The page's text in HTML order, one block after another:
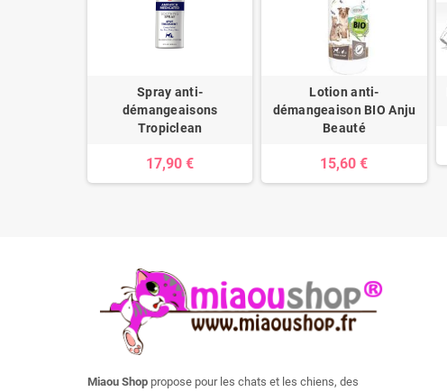
Spray anti-
démangeaisons
Tropiclean
17,90 €
Lotion anti-
démangeaison BIO Anju
Beauté
15,60 €
Miaou Shop propose pour les chats et les chiens, des